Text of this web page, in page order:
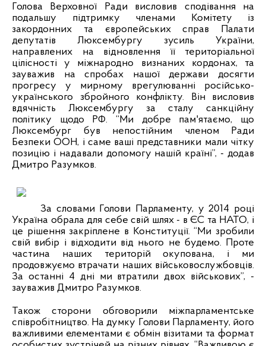
Голова Верховної Ради висловив сподівання на
подальшу підтримку членами Комітету із
закордонних та європейських справ Палати
депутатів Люксембургу зусиль України,
направлених на відновлення її територіальної
цілісності у міжнародно визнаних кордонах, та
зауважив на спробах нашої держави досягти
прогресу у мирному врегулюванні російсько-
українського збройного конфлікту. Він висловив
вдячність Люксембургу за сталу санкційну
політику щодо РФ. “Ми добре пам'ятаємо, що
Люксембург був непостійним членом Ради
Безпеки ООН, і саме ваші представники мали чітку
позицію і надавали допомогу нашій країні”, - додав
Дмитро Разумков.
За словами Голови Парламенту, у 2014 році
Україна обрала для себе свій шлях - в ЄС та НАТО, і
це рішення закріплене в Конституції. “Ми зробили
свій вибір і відходити від нього не будемо. Проте
частина наших територій окупована, і ми
продовжуємо втрачати наших військовослужбовців.
За останні 4 дні ми втратили двох військових”, -
зауважив Дмитро Разумков.
Також сторони обговорили міжпарламентське
співробітництво. На думку Голови Парламенту, його
важливими елементами є обмін візитами та формат